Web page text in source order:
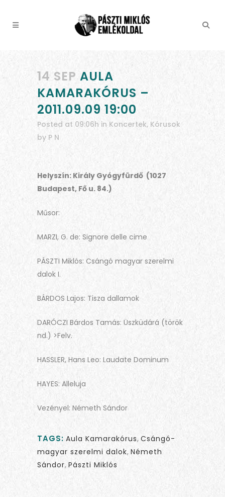
14 SEP AULA
KAMARAKÓRUS –
2011.09.09 19:00
Posted at 09:06h in Koncertek, Kórusok
by P N
Helyszín: Király Gyógyfürdő (1027
Budapest, Fő u. 84.)
Műsor:
MARZI, G. de: Signore delle cime
PÁSZTI Miklós: Csángó magyar szerelmi
dalok I.
BÁRDOS Lajos: Tisza dallamok
DARÓCZI Bárdos Tamás: Üszküdárá (török
nd.) >Felv.
HASSLER, Hans Leo: Laudate Dominum
HAYES: Alleluja
Vezényel: Németh Sándor
TAGS: Aula Kamarakórus, Csángó-
magyar szerelmi dalok, Németh
Sándor, Pászti Miklós